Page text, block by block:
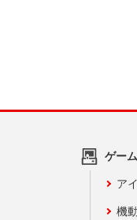
ゲー
ア
機